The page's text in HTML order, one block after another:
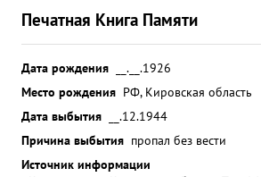
Печатная Книга Памяти
Дата рождения
__.__.1926
Место рождения РФ, Кировская область
Дата выбытия
__.12.1944
Причина выбытия пропал без вести
Источник информации